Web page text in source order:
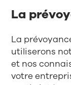
La
La
utiliserons
et nos
votre